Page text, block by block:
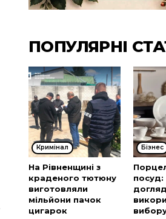
ПОПУЛЯРНІ
Кримінал
На Рівненщині з
краденого тютюну
виготовляли
мільйони пачок
цигарок
Бізнес
посуд: